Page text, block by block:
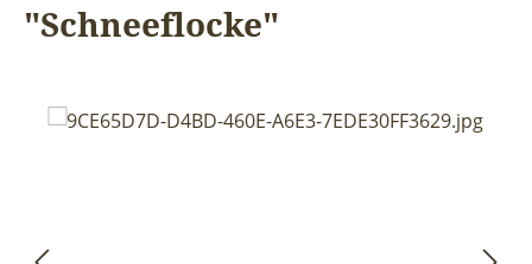
"Schneeflocke"
Bildergalerie überspringen